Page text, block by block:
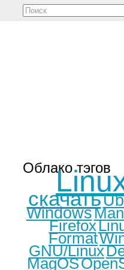
Облако тэгов
скачать
Windows
Firefox
Format
GNU/Linux
MagOS